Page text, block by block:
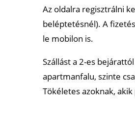
Az oldalra regisztrálni
beléptetésnél). A
le mobilon is.
Szállást a 2-es
apartmanfalu, szinte
Tökéletes azoknak,